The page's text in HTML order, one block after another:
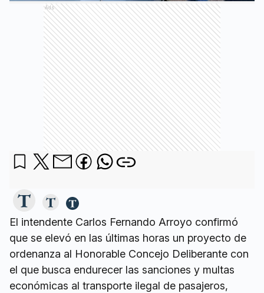
Ads
El intendente Carlos Fernando Arroyo confirmó
que se elevó en las últimas horas un proyecto de
ordenanza al Honorable Concejo Deliberante con
el que busca endurecer las sanciones y multas
económicas al transporte ilegal de pasajeros,